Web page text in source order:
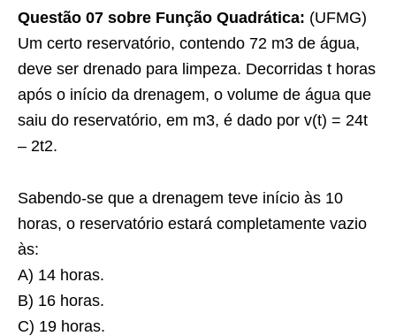
Questão 07 sobre Função Quadrática: (UFMG)
Um certo reservatório, contendo 72 m3 de água,
deve ser drenado para limpeza. Decorridas t horas
após o início da drenagem, o volume de água que
saiu do reservatório, em m3, é dado por v(t) = 24t
– 2t2.
Sabendo-se que a drenagem teve início às 10
horas, o reservatório estará completamente vazio
às:
A) 14 horas.
B) 16 horas.
C) 19 horas.